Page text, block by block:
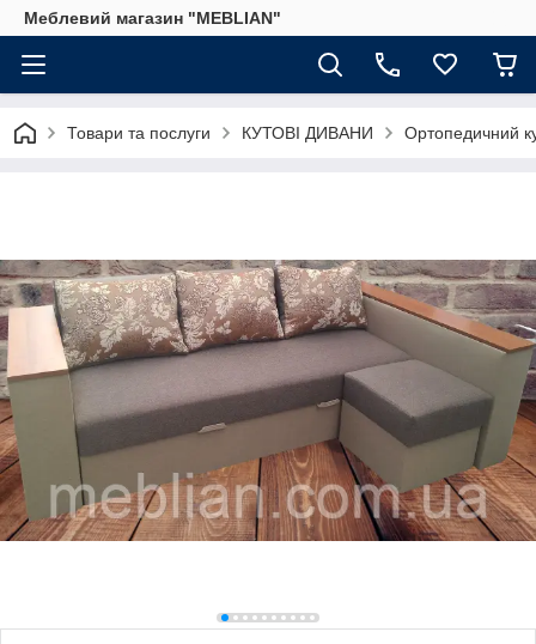
Меблевий магазин "MEBLIAN"
Товари та послуги КУТОВІ ДИВАНИ Ортопедичний